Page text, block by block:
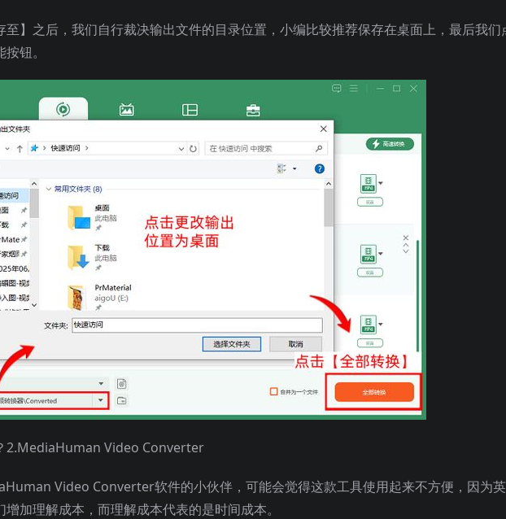
至】之后，我们自行裁决输出文件的目录位置，小编比较推荐保存在桌面上，最后我们
钮。
2.MediaHuman Video Converter
Video Converter软件的小伙伴，可能会觉得这款工具使用起来不方便，因为
加理解成本，而理解成本代表的是时间成本。